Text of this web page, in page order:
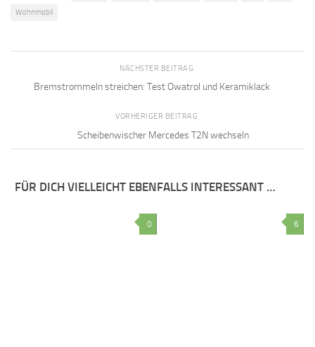
Wohnmobil
NÄCHSTER BEITRAG
Bremstrommeln streichen: Test Owatrol und Keramiklack
VORHERIGER BEITRAG
Scheibenwischer Mercedes T2N wechseln
FÜR DICH VIELLEICHT EBENFALLS INTERESSANT …
0 6